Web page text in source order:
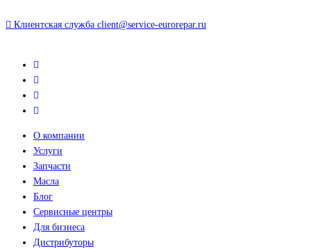
Клиентская служба client@service-eurorepar.ru
О компании
Услуги
Запчасти
Масла
Блог
Сервисные центры
Для бизнеса
Дистрибуторы